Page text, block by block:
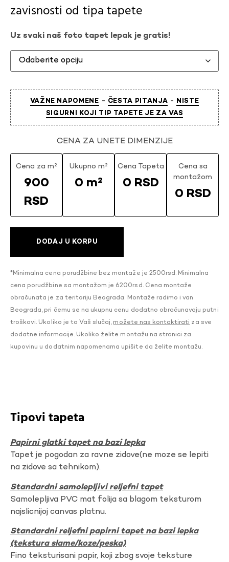
zavisnosti od tipa tapete
Uz svaki naš foto tapet lepak je gratis!
VAŽNE NAPOMENE - ČESTA PITANJA - NISTE
SIGURNI KOJI TIP TAPETE JE ZA VAS
CENA ZA UNETE DIMENZIJE
Cena za m²
900
RSD
Ukupno m²
0 m²
Cena Tapeta
0 RSD
Cena sa
montažom
0 RSD
DODAJ U KORPU
*Minimalna cena porudžbine bez montaže je 2500rsd. Minimalna
cena porudžbine sa montažom je 6200rsd. Cena montaže
obračunata je za teritoriju Beograda. Montaže radimo i van
Beograda, pri čemu se na ukupnu cenu dodatno obračunavaju putni
troškovi. Ukoliko je to Vaš slučaj, možete nas kontaktirati za sve
dodatne informacije. Ukoliko želite montažu na stranici za
kupovinu u dodatnim napomenama upišite da želite montažu.
Tipovi tapeta
Papirni glatki tapet na bazi lepka
Tapet je pogodan za ravne zidove(ne moze se lepiti
na zidove sa tehnikom).
Standardni samolepljivi reljefni tapet
Samolepljiva PVC mat folija sa blagom teksturom
najslicnijoj canvas platnu.
Standardni reljefni papirni tapet na bazi lepka
(tekstura slame/koze/peska)
Fino teksturisani papir, koji zbog svoje teksture